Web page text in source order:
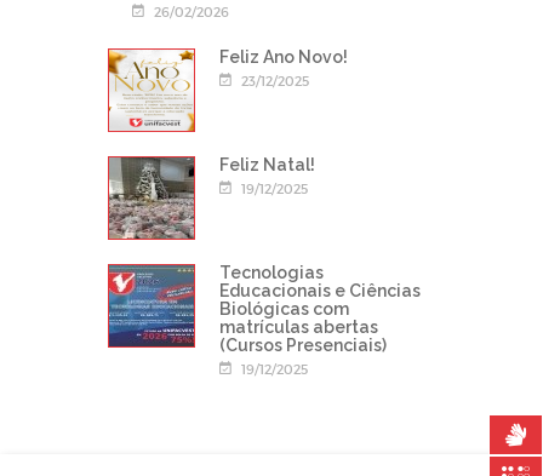
26/02/2026
Feliz Ano Novo!
23/12/2025
Feliz Natal!
19/12/2025
Tecnologias
Educacionais e Ciências
Biológicas com
matrículas abertas
(Cursos Presenciais)
19/12/2025